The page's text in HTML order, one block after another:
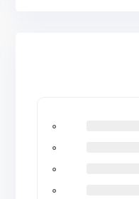
۰
۰
۰
۰